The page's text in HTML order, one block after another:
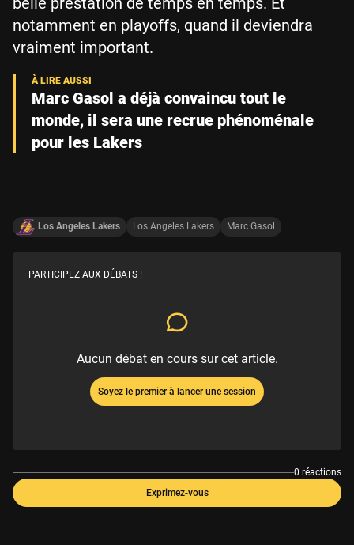
notamment en playoffs, quand il deviendra
vraiment important.
Marc Gasol a déjà convaincu tout le
monde, il sera une recrue phénoménale
pour les Lakers
Los Angeles Lakers Los Angeles Lakers Marc Gasol
PARTICIPEZ AUX DÉBATS !
Aucun débat en cours sur cet article.
Soyez le premier à lancer une session
0 réactions
Exprimez-vous